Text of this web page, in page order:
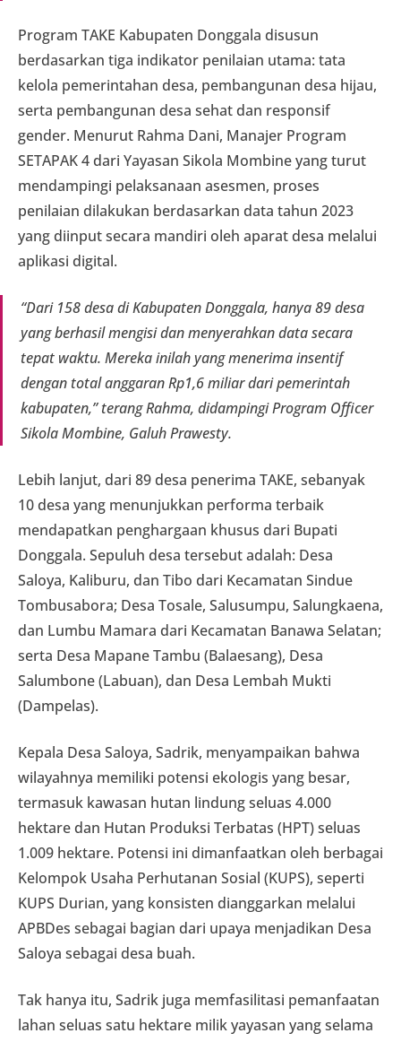
Program TAKE Kabupaten Donggala disusun
berdasarkan tiga indikator penilaian utama: tata
kelola pemerintahan desa, pembangunan desa hijau,
serta pembangunan desa sehat dan responsif
gender. Menurut Rahma Dani, Manajer Program
SETAPAK 4 dari Yayasan Sikola Mombine yang turut
mendampingi pelaksanaan asesmen, proses
penilaian dilakukan berdasarkan data tahun 2023
yang diinput secara mandiri oleh aparat desa melalui
aplikasi digital.
“Dari 158 desa di Kabupaten Donggala, hanya 89 desa
yang berhasil mengisi dan menyerahkan data secara
tepat waktu. Mereka inilah yang menerima insentif
dengan total anggaran Rp1,6 miliar dari pemerintah
kabupaten,” terang Rahma, didampingi Program Officer
Sikola Mombine, Galuh Prawesty.
Lebih lanjut, dari 89 desa penerima TAKE, sebanyak
10 desa yang menunjukkan performa terbaik
mendapatkan penghargaan khusus dari Bupati
Donggala. Sepuluh desa tersebut adalah: Desa
Saloya, Kaliburu, dan Tibo dari Kecamatan Sindue
Tombusabora; Desa Tosale, Salusumpu, Salungkaena,
dan Lumbu Mamara dari Kecamatan Banawa Selatan;
serta Desa Mapane Tambu (Balaesang), Desa
Salumbone (Labuan), dan Desa Lembah Mukti
(Dampelas).
Kepala Desa Saloya, Sadrik, menyampaikan bahwa
wilayahnya memiliki potensi ekologis yang besar,
termasuk kawasan hutan lindung seluas 4.000
hektare dan Hutan Produksi Terbatas (HPT) seluas
1.009 hektare. Potensi ini dimanfaatkan oleh berbagai
Kelompok Usaha Perhutanan Sosial (KUPS), seperti
KUPS Durian, yang konsisten dianggarkan melalui
APBDes sebagai bagian dari upaya menjadikan Desa
Saloya sebagai desa buah.
Tak hanya itu, Sadrik juga memfasilitasi pemanfaatan
lahan seluas satu hektare milik yayasan yang selama